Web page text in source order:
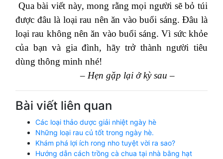
Qua bài viết này, mong rằng mọi người sẽ bỏ túi
được đâu là loại rau nên ăn vào buổi sáng. Đâu là
loại rau không nên ăn vào buổi sáng. Vì sức khỏe
của bạn và gia đình, hãy trở thành người tiêu
dùng thông minh nhé!
– Hẹn gặp lại ở kỳ sau –
Bài viết liên quan
Các loại thảo dược giải nhiệt ngày hè
Những loại rau củ tốt trong ngày hè.
Khám phá lợi ích rong nho tuyệt vời ra sao?
Hướng dẫn cách trồng cà chua tại nhà bằng hạt